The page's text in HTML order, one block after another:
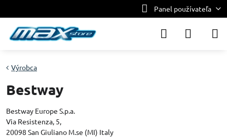
Panel používateľa
Výrobca
Bestway
Bestway Europe S.p.a.
Via Resistenza, 5,
20098 San Giuliano M.se (MI) Italy